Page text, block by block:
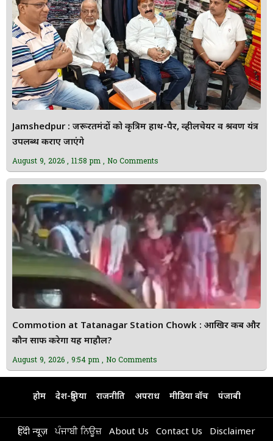
Jamshedpur : जरूरतमंदों को कृत्रिम हाथ-पैर, व्हीलचेयर व श्रवण यंत्र
उपलब्ध कराए जाएंगे
August 9, 2026 11:58 pm No Comments
Commotion at Tatanagar Station Chowk : आखिर कब और
कौन साफ करेगा यह माहौल?
August 9, 2026 9:54 pm No Comments
होम देश-दुनिया राजनीति अपराध मीडिया वॉच पंजाबी
हिंदी न्यूज़ ਪੰਜਾਬੀ ਨਿਊਜ਼ About Us Contact Us Disclaimer